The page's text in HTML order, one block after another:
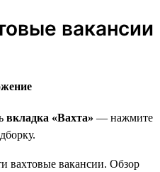
вакансии
вкладка «Вахта» — нажмите